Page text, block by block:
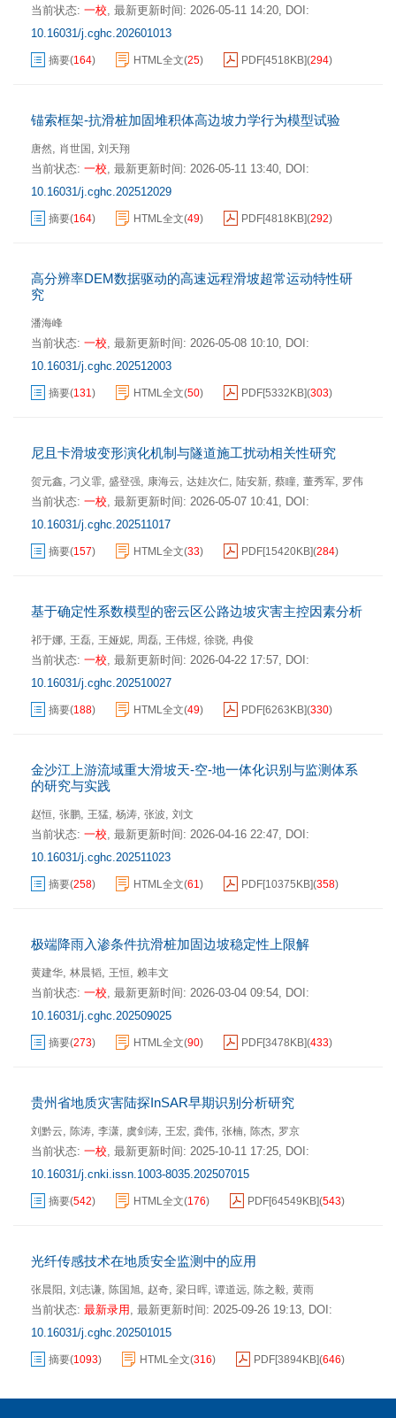
当前状态: 一校, 最新更新时间: 2026-05-11 14:20, DOI:
10.16031/j.cghc.202601013
摘要(164) HTML全文(25) PDF[4518KB](294)
锚索框架-抗滑桩加固堆积体高边坡力学行为模型试验
唐然, 肖世国 , 刘天翔
当前状态: 一校, 最新更新时间: 2026-05-11 13:40, DOI:
10.16031/j.cghc.202512029
摘要(164) HTML全文(49) PDF[4818KB](292)
高分辨率DEM数据驱动的高速远程滑坡超常运动特性研
究
潘海峰
当前状态: 一校, 最新更新时间: 2026-05-08 10:10, DOI:
10.16031/j.cghc.202512003
摘要(131) HTML全文(50) PDF[5332KB](303)
尼且卡滑坡变形演化机制与隧道施工扰动相关性研究
贺元鑫, 刁义霏, 盛登强, 康海云, 达娃次仁, 陆安新, 蔡瞳, 董秀军, 罗伟
当前状态: 一校, 最新更新时间: 2026-05-07 10:41, DOI:
10.16031/j.cghc.202511017
摘要(157) HTML全文(33) PDF[15420KB](284)
基于确定性系数模型的密云区公路边坡灾害主控因素分析
祁于娜, 王磊, 王娅妮, 周磊, 王伟煜, 徐骁, 冉俊
当前状态: 一校, 最新更新时间: 2026-04-22 17:57, DOI:
10.16031/j.cghc.202510027
摘要(188) HTML全文(49) PDF[6263KB](330)
金沙江上游流域重大滑坡天-空-地一体化识别与监测体系
的研究与实践
赵恒, 张鹏, 王猛, 杨涛, 张波, 刘文
当前状态: 一校, 最新更新时间: 2026-04-16 22:47, DOI:
10.16031/j.cghc.202511023
摘要(258) HTML全文(61) PDF[10375KB](358)
极端降雨入渗条件抗滑桩加固边坡稳定性上限解
黄建华, 林晨韬, 王恒, 赖丰文
当前状态: 一校, 最新更新时间: 2026-03-04 09:54, DOI:
10.16031/j.cghc.202509025
摘要(273) HTML全文(90) PDF[3478KB](433)
贵州省地质灾害陆探InSAR早期识别分析研究
刘黔云, 陈涛, 李潇, 虞剑涛, 王宏, 龚伟, 张楠, 陈杰, 罗京
当前状态: 一校, 最新更新时间: 2025-10-11 17:25, DOI:
10.16031/j.cnki.issn.1003-8035.202507015
摘要(542) HTML全文(176) PDF[64549KB](543)
光纤传感技术在地质安全监测中的应用
张晨阳 , 刘志谦, 陈国旭, 赵奇, 梁日晖, 谭道远, 陈之毅, 黄雨
当前状态: 最新录用 , 最新更新时间: 2025-09-26 19:13, DOI:
10.16031/j.cghc.202501015
摘要(1093) HTML全文(316) PDF[3894KB](646)